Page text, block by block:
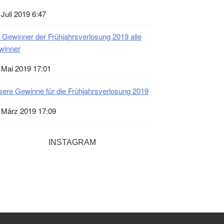
2019 6:47
Gewinner der Frühjahrsverlosung 2019 alle
2019 17:01
Gewinne für die Frühjahrsverlosung 2019
2019 17:09
INSTAGRAM